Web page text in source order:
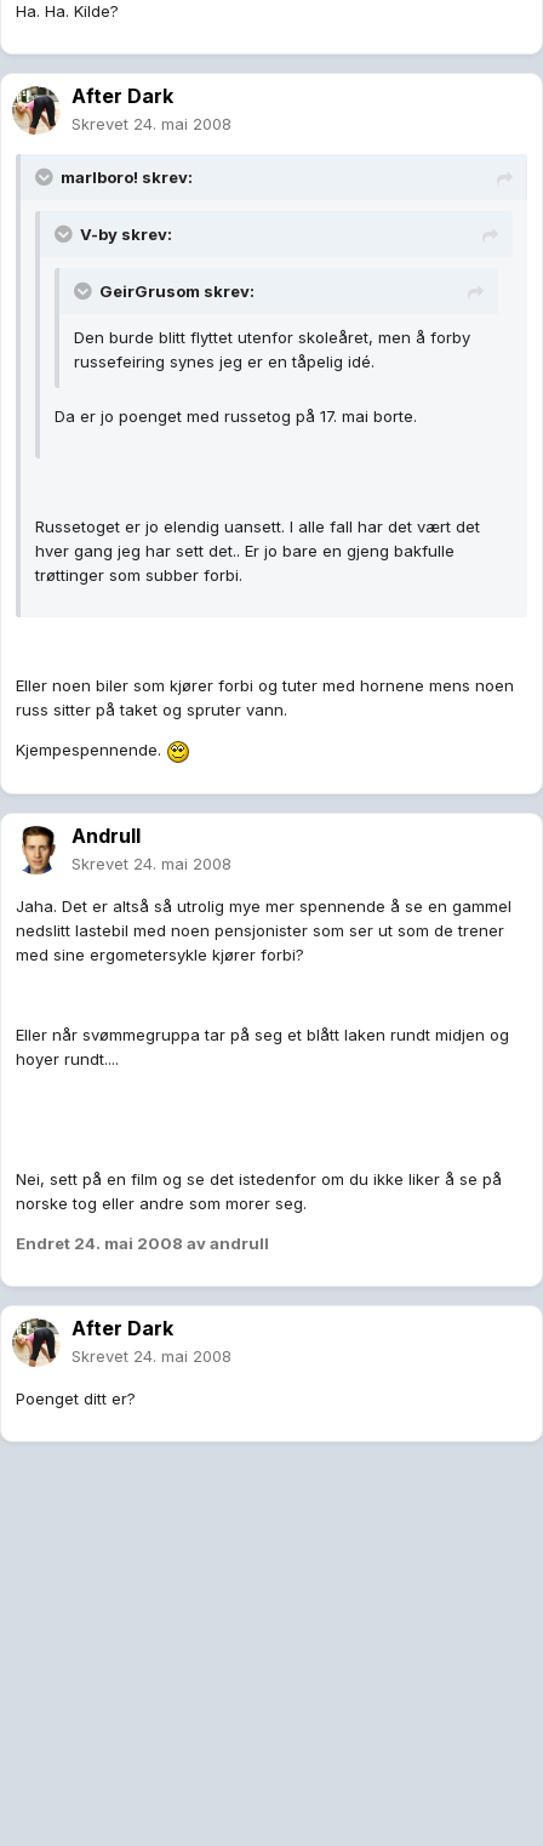
Ha. Ha. Kilde?
After Dark
Skrevet 24. mai 2008
marlboro! skrev:
V-by skrev:
GeirGrusom skrev:
Den burde blitt flyttet utenfor skoleåret, men å forby
russefeiring synes jeg er en tåpelig idé.
Da er jo poenget med russetog på 17. mai borte.
Russetoget er jo elendig uansett. I alle fall har det vært det
hver gang jeg har sett det.. Er jo bare en gjeng bakfulle
trøttinger som subber forbi.
Eller noen biler som kjører forbi og tuter med hornene mens noen
russ sitter på taket og spruter vann.
Kjempespennende.
Andrull
Skrevet 24. mai 2008
Jaha. Det er altså så utrolig mye mer spennende å se en gammel
nedslitt lastebil med noen pensjonister som ser ut som de trener
med sine ergometersykle kjører forbi?
Eller når svømmegruppa tar på seg et blått laken rundt midjen og
hoyer rundt....
Nei, sett på en film og se det istedenfor om du ikke liker å se på
norske tog eller andre som morer seg.
Endret 24. mai 2008 av andrull
After Dark
Skrevet 24. mai 2008
Poenget ditt er?